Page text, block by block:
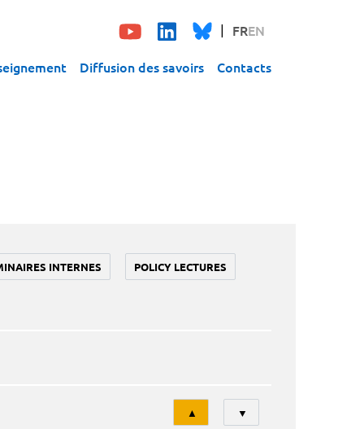
FREN
Diffusion des savoirs Contacts
INTERNES POLICY LECTURES
Tri
▲ ▼